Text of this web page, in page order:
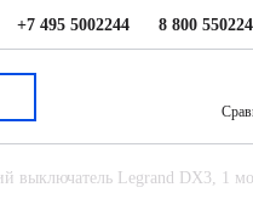
+7 495 5002244 8 800
выключатель Legrand DX3, 1